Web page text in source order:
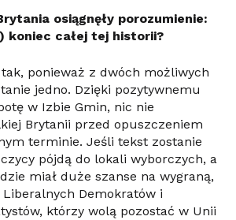
osiągnęły porozumienie:
koniec całej tej historii?
ponieważ z dwóch możliwych
jedno. Dzięki pozytywnemu
w Izbie Gmin, nic nie
Brytanii przed opuszczeniem
terminie. Jeśli tekst zostanie
pójdą do lokali wyborczych, a
miał duże szanse na wygraną,
Demokratów i
którzy wolą pozostać w Unii